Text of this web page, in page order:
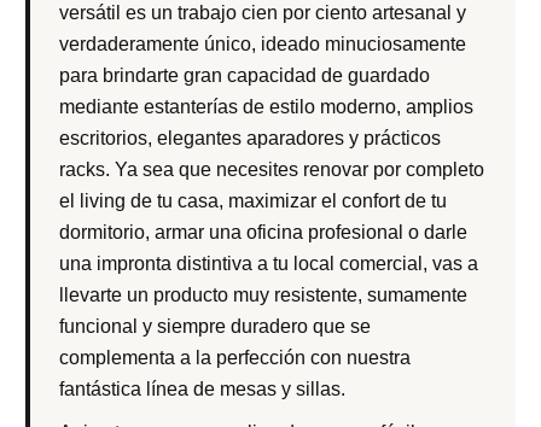
versátil es un trabajo cien por ciento artesanal y
verdaderamente único, ideado minuciosamente
para brindarte gran capacidad de guardado
mediante estanterías de estilo moderno, amplios
escritorios, elegantes aparadores y prácticos
racks. Ya sea que necesites renovar por completo
el living de tu casa, maximizar el confort de tu
dormitorio, armar una oficina profesional o darle
una impronta distintiva a tu local comercial, vas a
llevarte un producto muy resistente, sumamente
funcional y siempre duradero que se
complementa a la perfección con nuestra
fantástica línea de mesas y sillas.